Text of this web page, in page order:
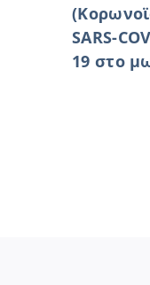
SARS-
19 στο